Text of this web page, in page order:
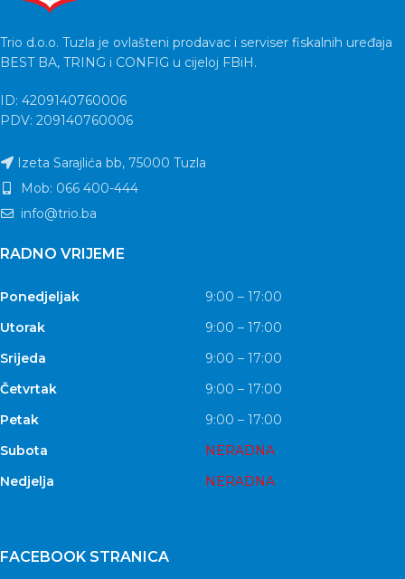
Trio d.o.o. Tuzla je ovlašteni prodavac i serviser fiskalnih uređaja
BEST BA, TRING i CONFIG u cijeloj FBiH.
ID: 4209140760006
PDV: 209140760006
Izeta Sarajlića bb, 75000 Tuzla
Mob: 066 400-444
info@trio.ba
RADNO VRIJEME
Ponedjeljak
9:00 – 17:00
Utorak
9:00 – 17:00
Srijeda
9:00 – 17:00
Četvrtak
9:00 – 17:00
Petak
9:00 – 17:00
Subota
NERADNA
Nedjelja
NERADNA
FACEBOOK STRANICA